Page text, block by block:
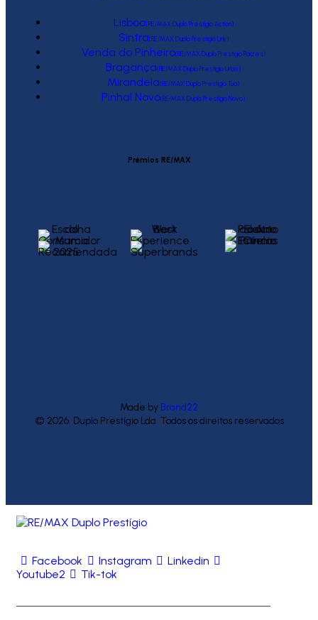
Lisboa(RE/MAX Duplo Prestígio Action)
Sintra(RE/MAX Duplo Prestígio Link)
Venda do Pinheiro(RE/MAX Duplo Prestígio Raízes)
Bragança(RE/MAX Duplo Prestígio Urbis)
Mirandela(RE/MAX Duplo Prestígio Tua)
Pinhal Novo(RE/MAX Duplo Prestígio Novo)
Prémios RE/MAX
Made by Brand22
© 2026. Duplo Prestígio Lda. Todos os direitos reservados
Facebook Instagram
Linkedin
Youtube2
Tik-tok